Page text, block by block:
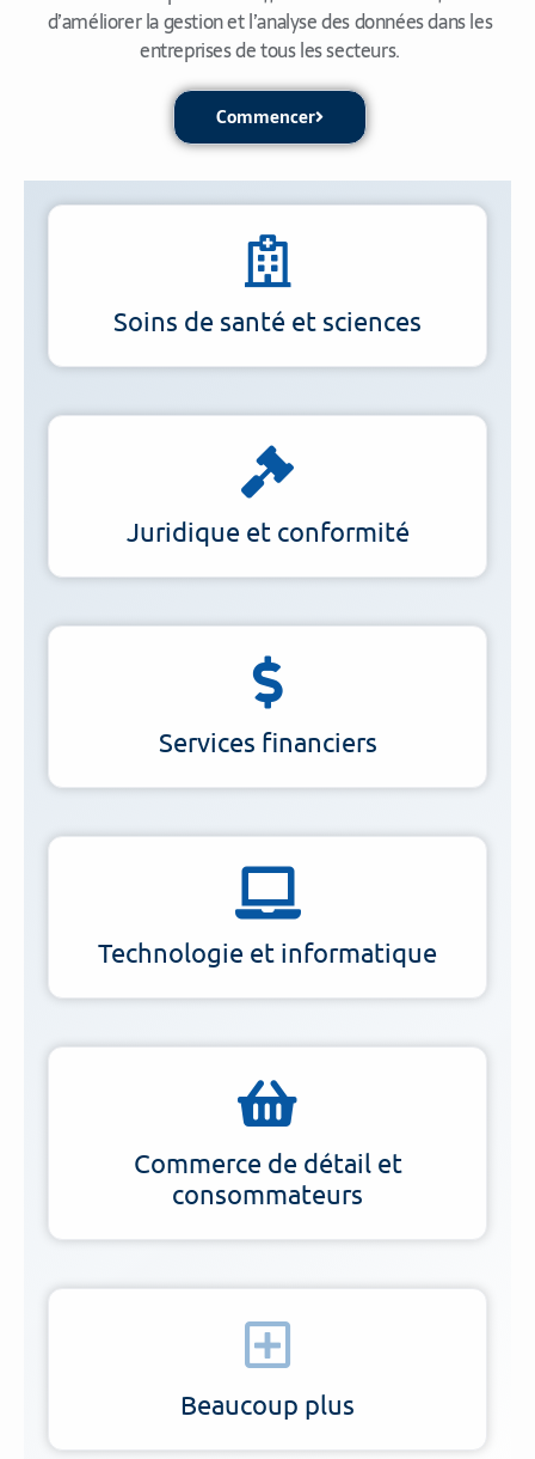
d’améliorer la gestion et l’analyse des données dans les
entreprises de tous les secteurs.
Commencer
Soins de santé et sciences
Juridique et conformité
Services financiers
Technologie et informatique
Commerce de détail et
consommateurs
Beaucoup plus